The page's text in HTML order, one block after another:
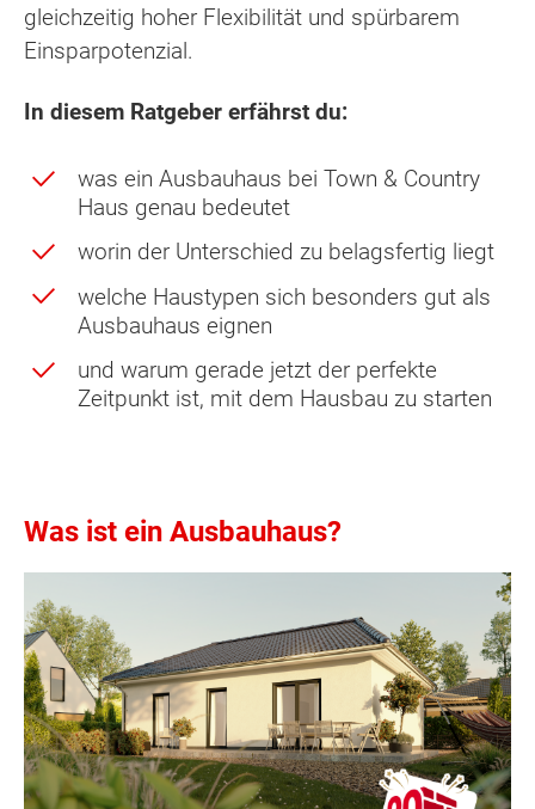
gleichzeitig hoher Flexibilität und spürbarem
Einsparpotenzial.
In diesem Ratgeber erfährst du:
was ein Ausbauhaus bei Town & Country
Haus genau bedeutet
worin der Unterschied zu belagsfertig liegt
welche Haustypen sich besonders gut als
Ausbauhaus eignen
und warum gerade jetzt der perfekte
Zeitpunkt ist, mit dem Hausbau zu starten
Was ist ein Ausbauhaus?